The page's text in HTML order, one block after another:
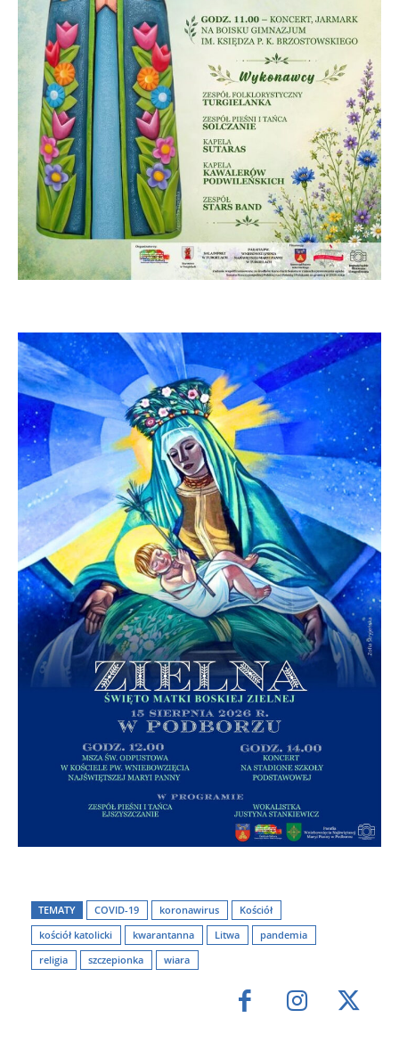
TEMATY COVID-19 koronawirus
Kościół
kościół katolicki
kwarantanna Litwa
pandemia
religia
szczepionka wiara